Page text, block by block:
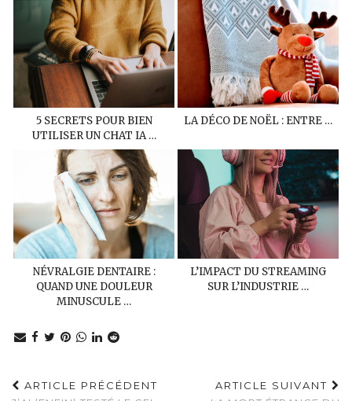
5 SECRETS POUR BIEN
UTILISER UN CHAT IA …
LA DÉCO DE NOËL : ENTRE …
NÉVRALGIE DENTAIRE :
QUAND UNE DOULEUR
MINUSCULE …
L’IMPACT DU STREAMING
SUR L’INDUSTRIE …
ARTICLE PRÉCÉDENT
ARTICLE SUIVANT